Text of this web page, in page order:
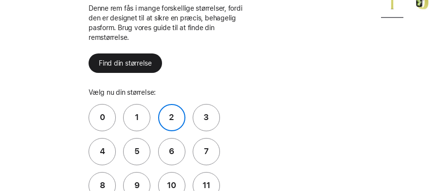
Denne rem fås i mange forskellige størrelser, fordi
den er designet til at sikre en præcis, behagelig
pasform. Brug vores guide til at finde din
remstørrelse.
Find din størrelse
Vælg nu din størrelse:
0 1 2 3
4 5 6 7
8 9 10 11